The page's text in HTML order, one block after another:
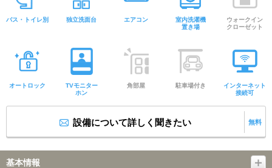
バス・トイレ別 独立洗面台 エアコン
室内洗濯機
置き場
ウォークイン
クローゼット
オートロック
TVモニター
ホン
角部屋 駐車場付き
インターネット
接続可
設備について詳しく聞きたい 無料
基本情報